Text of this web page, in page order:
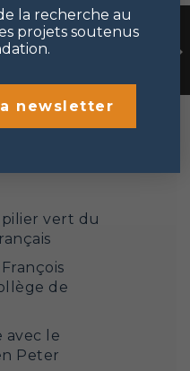
et de la
pilier vert du
de
avec le
Peter
la recherche au
projets soutenus
newsletter